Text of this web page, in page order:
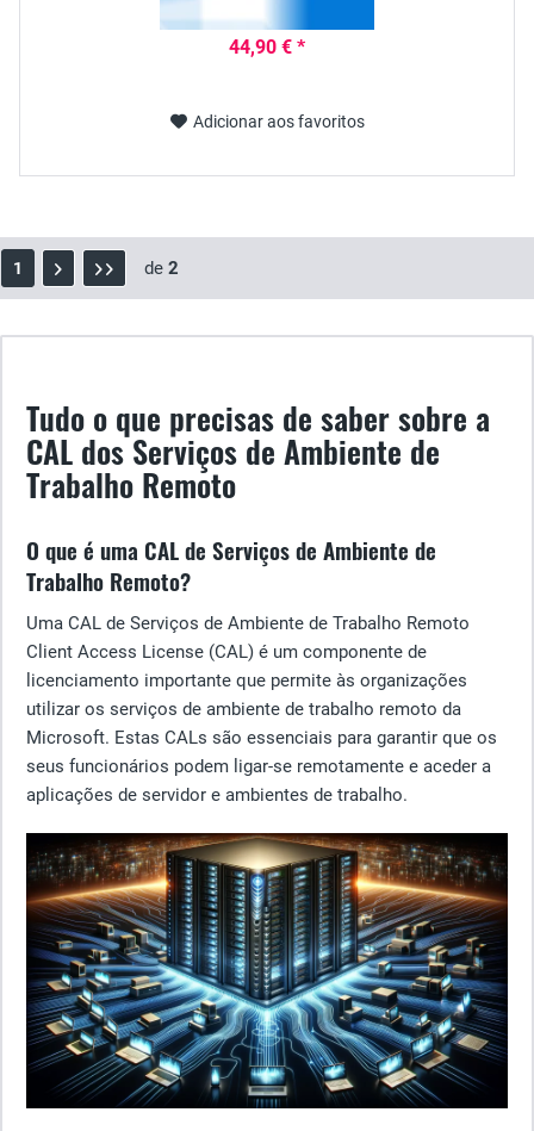
44,90 € *
Adicionar aos favoritos
1 de 2
Tudo o que precisas de saber sobre a
CAL dos Serviços de Ambiente de
Trabalho Remoto
O que é uma CAL de Serviços de Ambiente de
Trabalho Remoto?
Uma CAL de Serviços de Ambiente de Trabalho Remoto
Client Access License (CAL) é um componente de
licenciamento importante que permite às organizações
utilizar os serviços de ambiente de trabalho remoto da
Microsoft. Estas CALs são essenciais para garantir que os
seus funcionários podem ligar-se remotamente e aceder a
aplicações de servidor e ambientes de trabalho.